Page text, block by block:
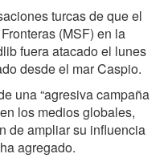
turcas de que el
(MSF) en la
fuera atacado el lunes
desde el mar Caspio.
una “agresiva campaña
los medios globales,
de ampliar su influencia
agregado.